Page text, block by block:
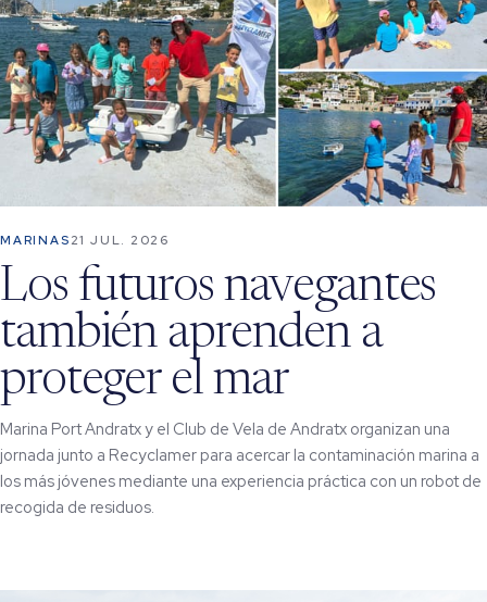
MARINAS 21 JUL. 2026
Los futuros navegantes
también aprenden a
proteger el mar
Marina Port Andratx y el Club de Vela de Andratx organizan una
jornada junto a Recyclamer para acercar la contaminación marina a
los más jóvenes mediante una experiencia práctica con un robot de
recogida de residuos.